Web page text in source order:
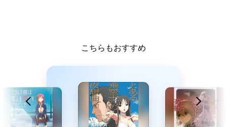
こちらもおすすめ